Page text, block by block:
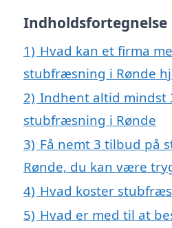
Indholdsfortegnelse
1) Hvad kan et firma
stubfræsning i Rønde
2) Indhent altid mindst
stubfræsning i Rønde
3) Få nemt 3 tilbud på
Rønde, du kan være
4) Hvad koster
5) Hvad er med til at